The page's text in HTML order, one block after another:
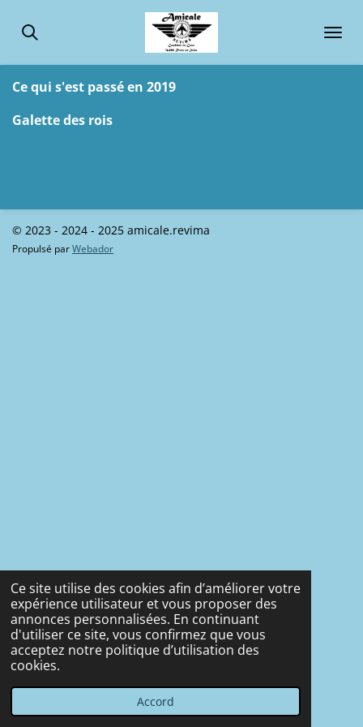
Ce site utilise des cookies afin d’améliorer votre
expérience utilisateur et vous proposer des
annonces personnalisées. En continuant
d'utiliser ce site, vous confirmez que vous
acceptez notre politique d’utilisation des
cookies.
Accord
au
principal
Ce qui s'est passé en 2019
Galette des rois
© 2023 - 2024 - 2025 amicale.revima
Propulsé par Webador
Téléphone